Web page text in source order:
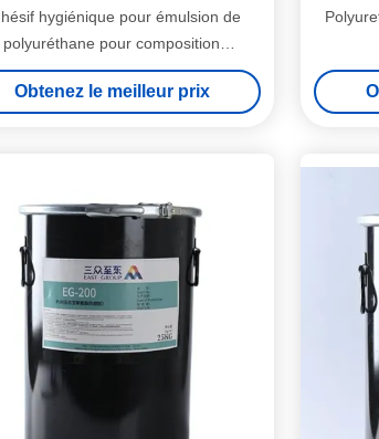
hygiénique pour émulsion de
polyuréthane pour composition
élastomère de polyuréthane
Obtenez le meilleur prix